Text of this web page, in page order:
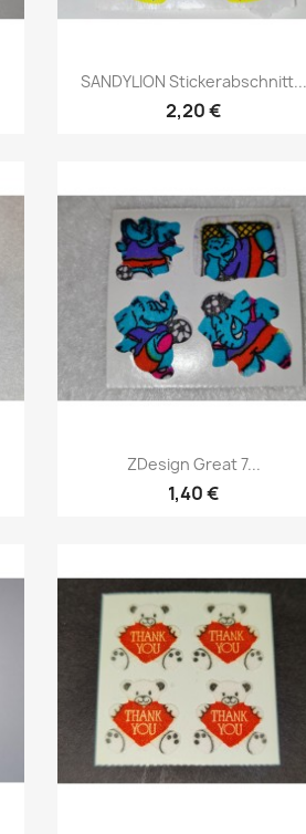
SANDYLION Stickerabschnitt...
2,20 €
ZDesign Great 7...
1,40 €